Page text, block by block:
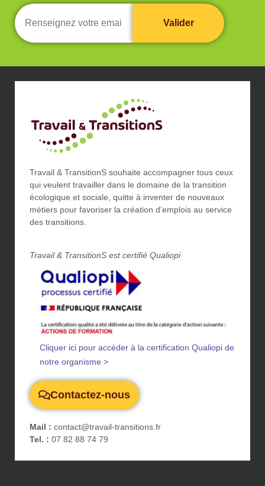
Travail & TransitionS souhaite accompagner tous ceux
qui veulent travailler dans le domaine de la transition
écologique et sociale, quitte à inventer de nouveaux
métiers pour favoriser la création d’emplois au service
des transitions.
Travail & TransitionS est certifié Qualiopi​
Cliquer ici pour accéder à la certification Qualiopi de
notre organisme >
Contactez-nous
Mail : contact@travail-transitions.fr
Tel. : 07 82 88 74 79